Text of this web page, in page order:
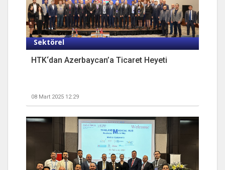
Sektörel
HTK‘dan Azerbaycan’a Ticaret Heyeti
08 Mart 2025 12:29